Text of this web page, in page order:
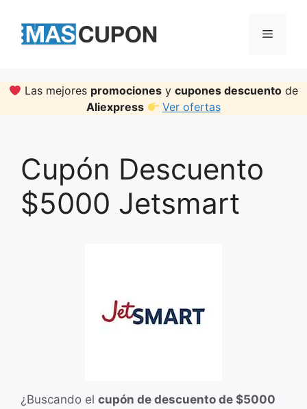
content
Menu
Las mejores promociones ycupones descuento de
Aliexpress
Ver ofertas
Cupón Descuento
$5000 Jetsmart
¿Buscando el cupón de descuento de $5000